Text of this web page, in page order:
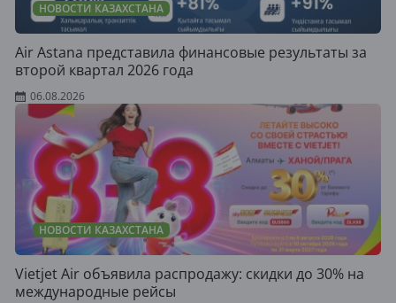
НОВОСТИ КАЗАХСТАНА
Air Astana представила финансовые результаты за
второй квартал 2026 года
06.08.2026
НОВОСТИ КАЗАХСТАНА
Vietjet Air объявила распродажу: скидки до 30% на
международные рейсы